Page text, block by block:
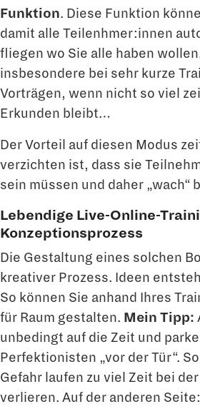
Funktion. Diese Funktion
damit alle Teilenhmer:innen
fliegen wo Sie alle haben
insbesondere bei sehr kurze
Vorträgen, wenn nicht so viel
Erkunden bleibt…
Der Vorteil auf diesen Modus
verzichten ist, dass sie
sein müssen und daher „wach“
Lebendige Live-Online-
Konzeptionsprozess
Die Gestaltung eines solchen
kreativer Prozess. Ideen
So können Sie anhand Ihres
für Raum gestalten. Mein Tipp:
unbedingt auf die Zeit und
Perfektionisten „vor der Tür“.
Gefahr laufen zu viel Zeit bei
verlieren. Auf der anderen